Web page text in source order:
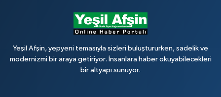
Yeşil Afşin, yepyeni temasıyla sizleri buluştururken, sadelik ve
modernizmi bir araya getiriyor. İnsanlara haber okuyabilecekleri
bir altyapı sunuyor.